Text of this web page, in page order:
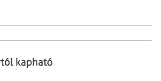
kapható